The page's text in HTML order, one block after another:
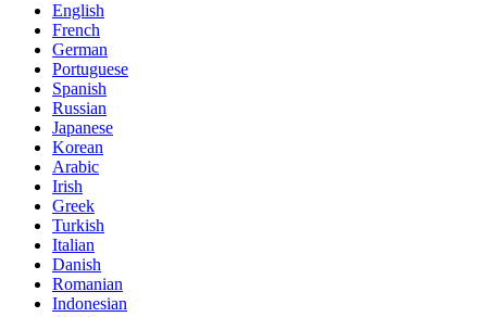
English
French
German
Portuguese
Spanish
Russian
Japanese
Korean
Arabic
Irish
Greek
Turkish
Italian
Danish
Romanian
Indonesian